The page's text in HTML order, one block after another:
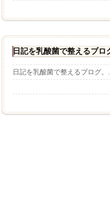
日記を乳酸菌で整えるブロ
日記を乳酸菌で整えるブログ。